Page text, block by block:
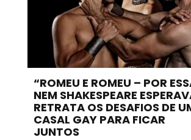
“ROMEU E ROMEU – POR
NEM SHAKESPEARE
RETRATA OS DESAFIOS DE
CASAL GAY PARA FICAR
JUNTOS